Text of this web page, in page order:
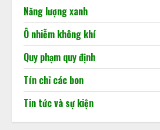
4
Năng lượng xanh
Ô nhiễm không khí
Quy phạm quy định
Tín chỉ các bon
Tin tức và sự kiện